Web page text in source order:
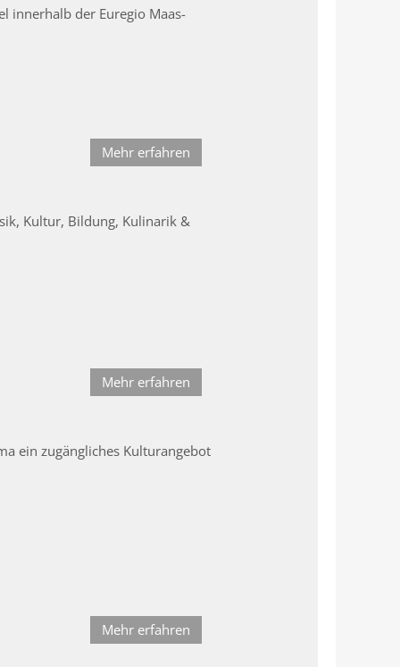
innerhalb der Euregio Maas-
Mehr erfahren
Kultur, Bildung, Kulinarik &
Mehr erfahren
ein zugängliches Kulturangebot
Mehr erfahren